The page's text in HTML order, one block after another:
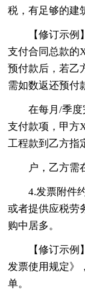
税，有足够的建
【修订示
支付合同总款的
预付款后，若乙
需如数返还预付
在每月/季
支付款项，甲方
工程款到乙方指
户，乙方需
4.发票附件
或者提供应税劳
购中居多。
【修订示
发票使用规定》
单。